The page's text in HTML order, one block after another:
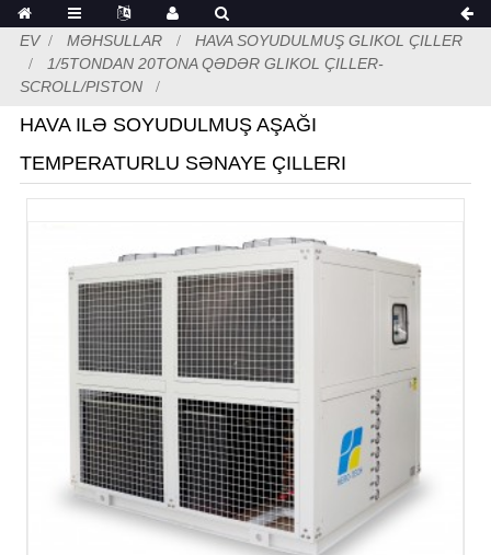
EV MƏHSULLAR
HAVA SOYUDULMUŞ GLIKOL ÇILLER
1/5TONDAN 20TONA QƏDƏR GLIKOL ÇILLER-
SCROLL/PISTON
HAVA ILƏ SOYUDULMUŞ AŞAĞI
TEMPERATURLU SƏNAYE ÇILLERI